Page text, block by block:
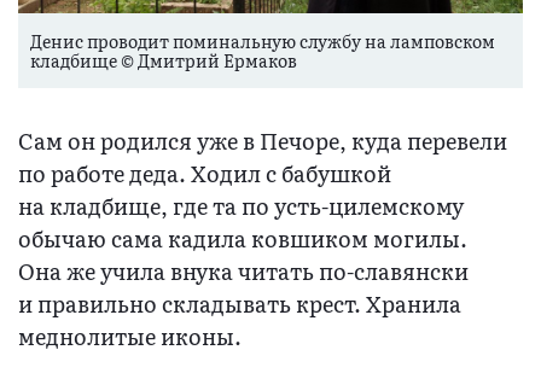
Денис проводит поминальную службу на ламповском
кладбище © Дмитрий Ермаков
Сам он родился уже в Печоре, куда перевели
по работе деда. Ходил с бабушкой
на кладбище, где та по усть-цилемскому
обычаю сама кадила ковшиком могилы.
Она же учила внука читать по-славянски
и правильно складывать крест. Хранила
меднолитые иконы.